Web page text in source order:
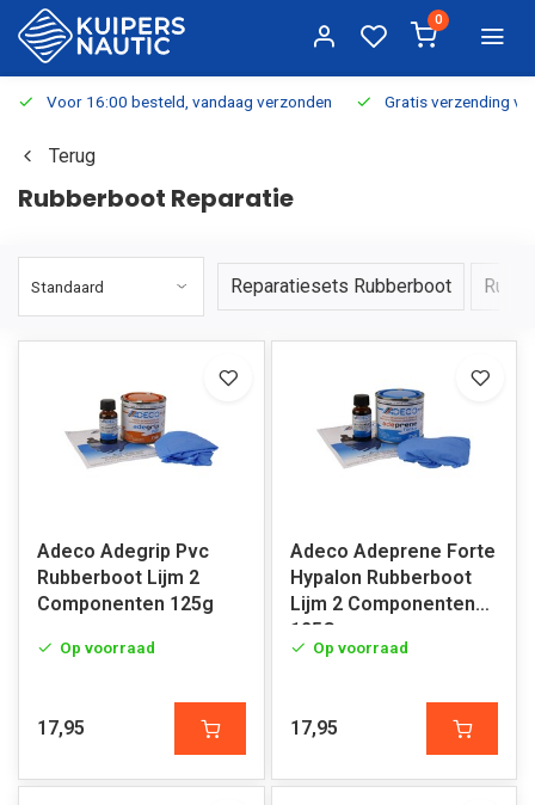
0
Voor 16:00 besteld, vandaag verzonden Gratis verzending
Terug
Rubberboot Reparatie
Reparatiesets Rubberboot
Adeco Adegrip Pvc
Rubberboot Lijm 2
Componenten 125g
Op voorraad
17,95
Adeco Adeprene Forte
Hypalon Rubberboot
Lijm 2 Componenten
125G
Op voorraad
17,95